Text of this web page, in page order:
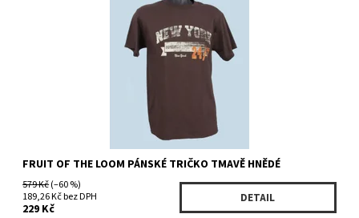
RN13765BR
FRUIT OF THE LOOM
FRUIT OF THE LOOM PÁNSKÉ TRIČKO TMAVĚ HNĚDÉ
579 Kč(–60 %)
189,26 Kč bez DPH
229 Kč
DETAIL